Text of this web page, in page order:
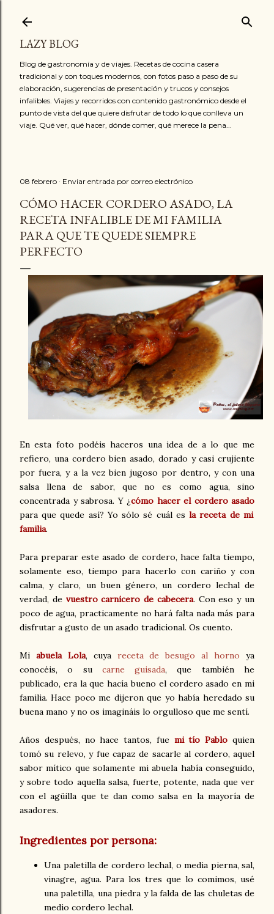
LAZY BLOG
Blog de gastronomía y de viajes. Recetas de cocina casera
tradicional y con toques modernos, con fotos paso a paso de su
elaboración, sugerencias de presentación y trucos y consejos
infalibles. Viajes y recorridos con contenido gastronómico desde el
punto de vista del que quiere disfrutar de todo lo que conlleva un
viaje. Qué ver, qué hacer, dónde comer, qué merece la pena...
08 febrero Enviar entrada por correo electrónico
CÓMO HACER CORDERO ASADO, LA
RECETA INFALIBLE DE MI FAMILIA
PARA QUE TE QUEDE SIEMPRE
PERFECTO
En esta foto podéis haceros una idea de a lo que me
refiero, una cordero bien asado, dorado y casi crujiente
por fuera, y a la vez bien jugoso por dentro, y con una
salsa llena de sabor, que no es como agua, sino
concentrada y sabrosa. Y ¿cómo hacer el cordero asado
para que quede así? Yo sólo sé cuál esla receta de mi
familia.
Para preparar este asado de cordero, hace falta tiempo,
solamente eso, tiempo para hacerlo con cariño y con
calma, y claro, un buen género, un cordero lechal de
verdad, de vuestro carnicero de cabecera. Con eso y un
poco de agua, practicamente no hará falta nada más para
disfrutar a gusto de un asado tradicional. Os cuento.
Mi abuela Lola, cuya receta de besugo al horno ya
conocéis, o su carne guisada, que también he
publicado, era la que hacía bueno el cordero asado en mi
familia. Hace poco me dijeron que yo había heredado su
buena mano y no os imagináis lo orgulloso que me sentí.
Años después, no hace tantos, fue mi tío Pablo quien
tomó su relevo, y fue capaz de sacarle al cordero, aquel
sabor mítico que solamente mi abuela había conseguido,
y sobre todo aquella salsa, fuerte, potente, nada que ver
con el agüilla que te dan como salsa en la mayoría de
asadores.
Ingredientes por persona:
Una paletilla de cordero lechal, o media pierna, sal,
vinagre, agua. Para los tres que lo comimos, usé
una paletilla, una piedra y la falda de las chuletas de
medio cordero lechal.